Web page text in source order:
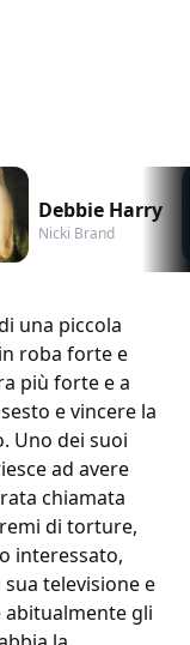
Debbie Harry
Nicki Brand
una piccola
roba forte e
più forte e a
e vincere la
Uno dei suoi
ad avere
chiamata
di torture,
interessato,
televisione e
abitualmente gli